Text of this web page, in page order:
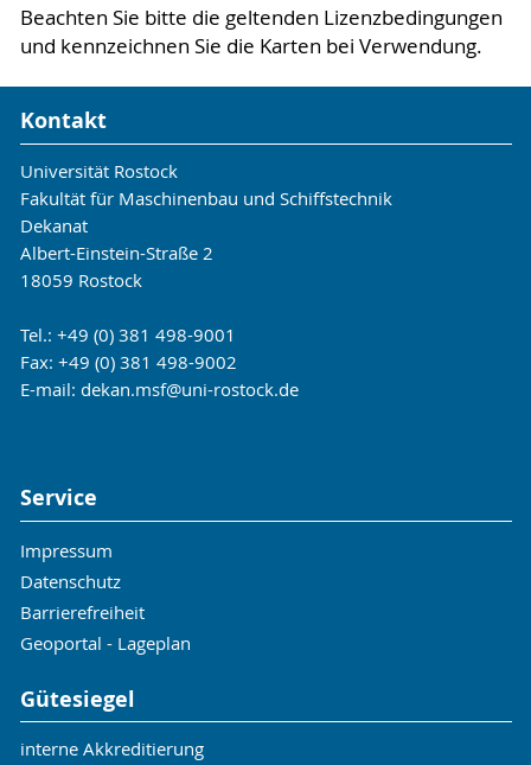
Beachten Sie bitte die geltenden Lizenzbedingungen
und kennzeichnen Sie die Karten bei Verwendung.
Kontakt
Universität Rostock
Fakultät für Maschinenbau und Schiffstechnik
Dekanat
Albert-Einstein-Straße 2
18059 Rostock
Tel.: +49 (0) 381 498-9001
Fax: +49 (0) 381 498-9002
E-mail: dekan.msf@uni-rostock.de
Service
Impressum
Datenschutz
Barrierefreiheit
Geoportal - Lageplan
Gütesiegel
interne Akkreditierung